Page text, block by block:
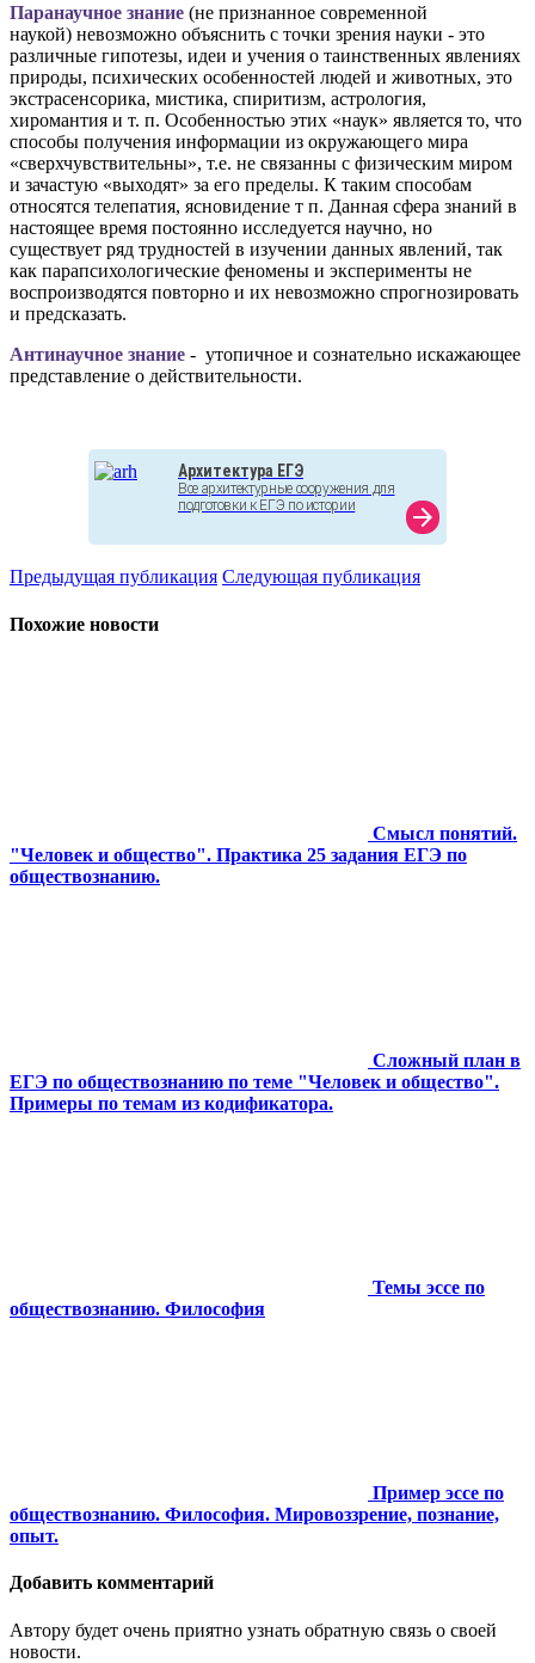
Паранаучное знание (не признанное современной
наукой) невозможно объяснить с точки зрения науки - это
различные гипотезы, идеи и учения о таинственных явлениях
природы, психических особенностей людей и животных, это
экстрасенсорика, мистика, спиритизм, астрология,
хиромантия и т. п. Особенностью этих «наук» является то, что
способы получения информации из окружающего мира
«сверхчувствительны», т.е. не связанны с физическим миром
и зачастую «выходят» за его пределы. К таким способам
относятся телепатия, ясновидение т п. Данная сфера знаний в
настоящее время постоянно исследуется научно, но
существует ряд трудностей в изучении данных явлений, так
как парапсихологические феномены и эксперименты не
воспроизводятся повторно и их невозможно спрогнозировать
и предсказать.
Антинаучное знание - утопичное и сознательно искажающее
представление о действительности.
Архитектура ЕГЭ
Все архитектурные сооружения для
подготовки к ЕГЭ по истории
arrow_forward
Предыдущая публикация Следующая публикация
Похожие новости
Смысл понятий.
"Человек и общество". Практика 25 задания ЕГЭ по
обществознанию.
Сложный план в
ЕГЭ по обществознанию по теме "Человек и общество".
Примеры по темам из кодификатора.
Темы эссе по
обществознанию. Философия
Пример эссе по
обществознанию. Философия. Мировоззрение, познание,
опыт.
Добавить комментарий
Автору будет очень приятно узнать обратную связь о своей
новости.